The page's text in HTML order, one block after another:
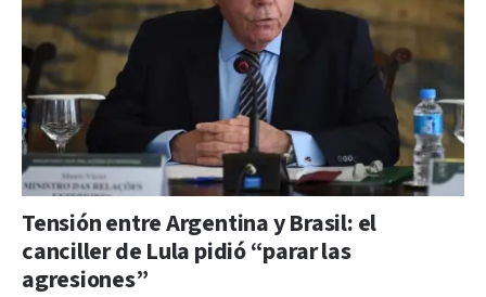
Tensión entre Argentina y Brasil: el
canciller de Lula pidió “parar las
agresiones”